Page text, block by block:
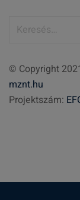
e
s
é
© Copyright
mznt.hu
Projektszám: